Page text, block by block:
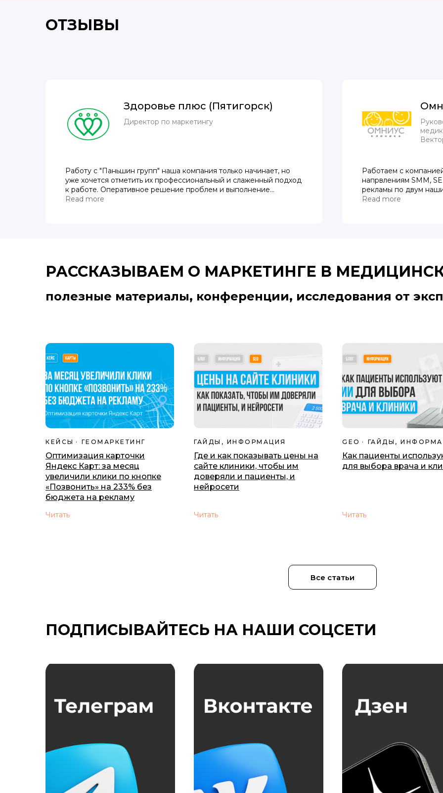
ОТЗЫВЫ
Здоровье плюс (Пятигорск)
Директор по маркетингу
Работу с "Паньшин групп" наша компания только начинает, но
уже хочется отметить их профессиональный и слаженный подход
к работе. Оперативное решение проблем и выполнение
поставленных задач. Выбрали данную компанию в результате
Read more
Работаем с
напрвлениям SMM,
рекламы по двум
группу компаний
поставленные
позволяет нашим
Read more
РАССКАЗЫВАЕМ О МАРКЕТИНГЕ В
полезные материалы, конференции, исследования от
КЕЙСЫ ГЕОМАРКЕТИНГ
Оптимизация карточки
Яндекс Карт: за месяц
увеличили клики по кнопке
«Позвонить» на 233% без
бюджета на рекламу
Читать
ГАЙДЫ, ИНФОРМАЦИЯ
Где и как показывать цены на
сайте клиники, чтобы им
доверяли и пациенты, и
нейросети
Читать
GEO ГАЙДЫ,
Как пациенты
для выбора врача и
Читать
Все статьи
ПОДПИСЫВАЙТЕСЬ НА НАШИ СОЦСЕТИ